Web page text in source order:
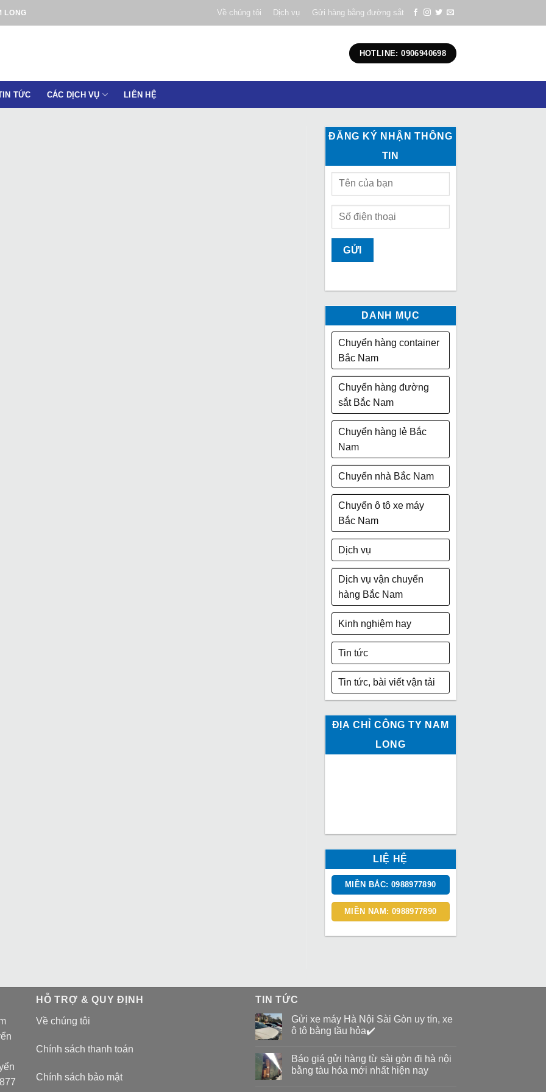
LONG Về chúng tôi Dịch vụ Gửi hàng bằng đường sắt
HOTLINE: 0906940698
TỨC CÁC DỊCH VỤ LIÊN HỆ
ĐĂNG KÝ NHẬN THÔNG
TIN
DANH MỤC
Chuyển hàng container
Bắc Nam
Chuyển hàng đường
sắt Bắc Nam
Chuyển hàng lẻ Bắc
Nam
Chuyển nhà Bắc Nam
Chuyển ô tô xe máy
Bắc Nam
Dịch vụ
Dịch vụ vận chuyển
hàng Bắc Nam
Kinh nghiệm hay
Tin tức
Tin tức, bài viết vận tải
ĐỊA CHỈ CÔNG TY NAM
LONG
LIỆ HỆ
MIỀN BẮC: 0988977890
MIỀN NAM: 0988977890
HỖ TRỢ & QUY ĐỊNH
Về chúng tôi
Chính sách thanh toán
Chính sách bảo mật
TIN TỨC
Gửi xe máy Hà Nội Sài Gòn uy tín, xe
ô tô bằng tầu hỏa✔️
Báo giá gửi hàng từ sài gòn đi hà nội
bằng tàu hỏa mới nhất hiện nay